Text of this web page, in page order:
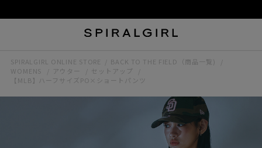
SPIRALGIRL ONLINE STORE
BACK TO THE FIELD（商品一覧)
WOMENS
アウター
セットアップ
【MLB】ハーフサイズPO×ショートパンツ